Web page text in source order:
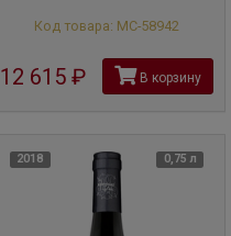
Код товара: МС-58942
12 615 рубВ корзину
2018 0,75 л